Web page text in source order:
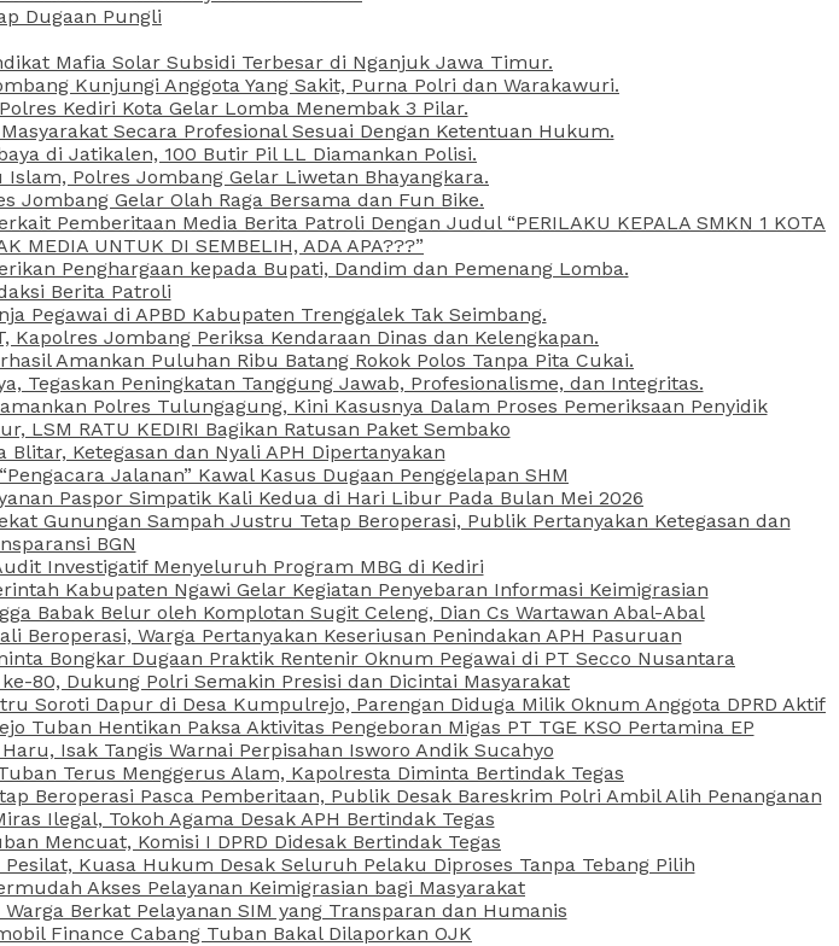
Dugaan Pungli
Mafia Solar Subsidi Terbesar di Nganjuk Jawa Timur.
Kunjungi Anggota Yang Sakit, Purna Polri dan Warakawuri.
Kediri Kota Gelar Lomba Menembak 3 Pilar.
Secara Profesional Sesuai Dengan Ketentuan Hukum.
di Jatikalen, 100 Butir Pil LL Diamankan Polisi.
Polres Jombang Gelar Liwetan Bhayangkara.
Jombang Gelar Olah Raga Bersama dan Fun Bike.
Pemberitaan Media Berita Patroli Dengan Judul “PERILAKU KEPALA SMKN 1 KOTA
MEDIA UNTUK DI SEMBELIH, ADA APA???”
Penghargaan kepada Bupati, Dandim dan Pemenang Lomba.
Berita Patroli
Pegawai di APBD Kabupaten Trenggalek Tak Seimbang.
Kapolres Jombang Periksa Kendaraan Dinas dan Kelengkapan.
Amankan Puluhan Ribu Batang Rokok Polos Tanpa Pita Cukai.
Tegaskan Peningkatan Tanggung Jawab, Profesionalisme, dan Integritas.
Polres Tulungagung, Kini Kasusnya Dalam Proses Pemeriksaan Penyidik
LSM RATU KEDIRI Bagikan Ratusan Paket Sembako
Ketegasan dan Nyali APH Dipertanyakan
Jalanan” Kawal Kasus Dugaan Penggelapan SHM
Paspor Simpatik Kali Kedua di Hari Libur Pada Bulan Mei 2026
Gunungan Sampah Justru Tetap Beroperasi, Publik Pertanyakan Ketegasan dan
BGN
Investigatif Menyeluruh Program MBG di Kediri
Kabupaten Ngawi Gelar Kegiatan Penyebaran Informasi Keimigrasian
Babak Belur oleh Komplotan Sugit Celeng, Dian Cs Wartawan Abal-Abal
Beroperasi, Warga Pertanyakan Keseriusan Penindakan APH Pasuruan
Bongkar Dugaan Praktik Rentenir Oknum Pegawai di PT Secco Nusantara
80, Dukung Polri Semakin Presisi dan Dicintai Masyarakat
Soroti Dapur di Desa Kumpulrejo, Parengan Diduga Milik Oknum Anggota DPRD Aktif
Tuban Hentikan Paksa Aktivitas Pengeboran Migas PT TGE KSO Pertamina EP
Isak Tangis Warnai Perpisahan Isworo Andik Sucahyo
Terus Menggerus Alam, Kapolresta Diminta Bertindak Tegas
Beroperasi Pasca Pemberitaan, Publik Desak Bareskrim Polri Ambil Alih Penanganan
Ilegal, Tokoh Agama Desak APH Bertindak Tegas
Mencuat, Komisi I DPRD Didesak Bertindak Tegas
Kuasa Hukum Desak Seluruh Pelaku Diproses Tanpa Tebang Pilih
Akses Pelayanan Keimigrasian bagi Masyarakat
Berkat Pelayanan SIM yang Transparan dan Humanis
Finance Cabang Tuban Bakal Dilaporkan OJK